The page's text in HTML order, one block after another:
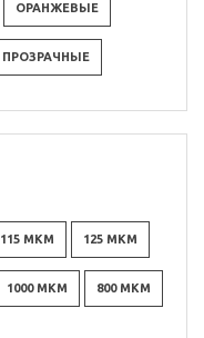
ОРАНЖЕВЫЕ
ПРОЗРАЧНЫЕ
115 МКМ 125 МКМ
1000 МКМ 800 МКМ